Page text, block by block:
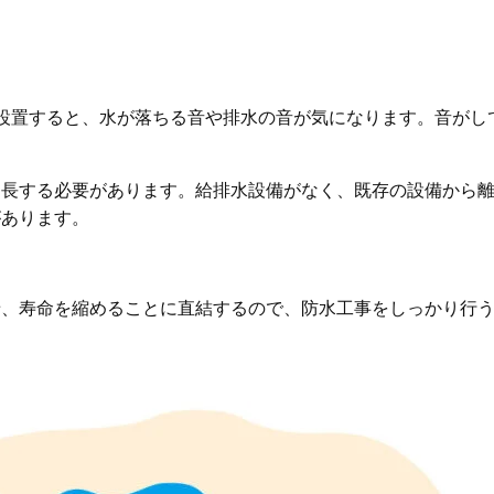
置すると、水が落ちる音や排水の音が気になります。音が
する必要があります。給排水設備がなく、既存の設備から
ります。
寿命を縮めることに直結するので、防水工事をしっかり行